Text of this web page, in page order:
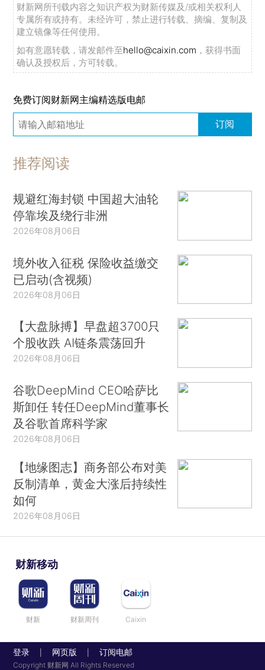
财新网所刊载内容之知识产权为财新传媒及/或相关权利人
专属所有或持有。未经许可，禁止进行转载、摘编、复制及
建立镜像等任何使用。
如有意愿转载，请发邮件至hello@caixin.com ，获得书面
确认及授权后，方可转载。
免费订阅财新网主编精选版电邮
订阅
推荐阅读
规避红海封锁 中国超大油轮
停靠埃及绕行非洲
2026年08月06日
境外收入征税 保险收益缴交
已启动(含视频)
2026年08月06日
【大盘脉搏】早盘超3700只
个股收跌 AI链条震荡回升
2026年08月06日
谷歌DeepMind CEO哈萨比
斯卸任 转任DeepMind董事长
及谷歌首席科学家
2026年08月06日
【地缘图志】商务部公布对美
反制清单，黄金大涨后持续性
如何
2026年08月06日
财新移动
财新 财新周刊 Caixin
登录 网页版 订阅电邮
Copyright 财新网 All Rights Reserved